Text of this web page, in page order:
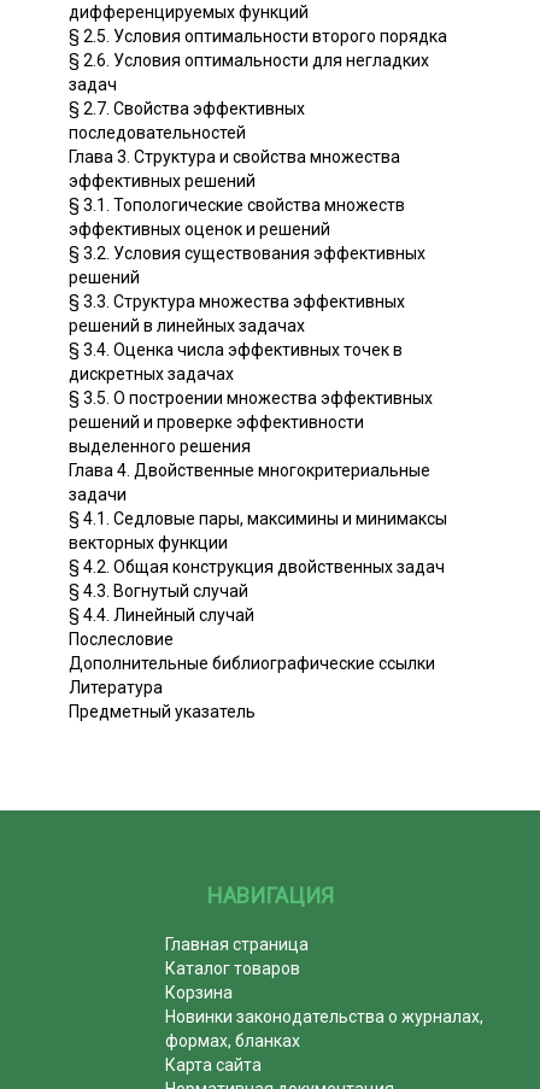
дифференцируемых функций
§ 2.5. Условия оптимальности второго порядка
§ 2.6. Условия оптимальности для негладких
задач
§ 2.7. Свойства эффективных
последовательностей
Глава 3. Структура и свойства множества
эффективных решений
§ 3.1. Топологические свойства множеств
эффективных оценок и решений
§ 3.2. Условия существования эффективных
решений
§ 3.3. Структура множества эффективных
решений в линейных задачах
§ 3.4. Оценка числа эффективных точек в
дискретных задачах
§ 3.5. О построении множества эффективных
решений и проверке эффективности
выделенного решения
Глава 4. Двойственные многокритериальные
задачи
§ 4.1. Седловые пары, максимины и минимаксы
векторных функции
§ 4.2. Общая конструкция двойственных задач
§ 4.3. Вогнутый случай
§ 4.4. Линейный случай
Послесловие
Дополнительные библиографические ссылки
Литература
Предметный указатель
НАВИГАЦИЯ
Главная страница
Каталог товаров
Корзина
Новинки законодательства о журналах,
формах, бланках
Карта сайта